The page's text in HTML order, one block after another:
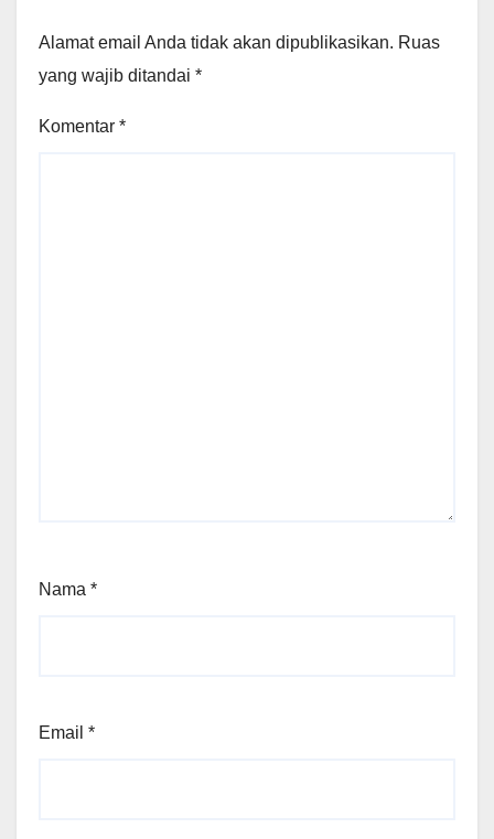
Alamat email Anda tidak akan dipublikasikan. Ruas
yang wajib ditandai *
Komentar *
Nama *
Email *